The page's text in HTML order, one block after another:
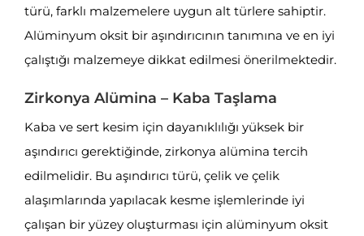
türü, farklı malzemelere uygun alt türlere sahiptir.
Alüminyum oksit bir aşındırıcının tanımına ve en iyi
çalıştığı malzemeye dikkat edilmesi önerilmektedir.
Zirkonya Alümina – Kaba Taşlama
Kaba ve sert kesim için dayanıklılığı yüksek bir
aşındırıcı gerektiğinde, zirkonya alümina tercih
edilmelidir. Bu aşındırıcı türü, çelik ve çelik
alaşımlarında yapılacak kesme işlemlerinde iyi
çalışan bir yüzey oluşturması için alüminyum oksit